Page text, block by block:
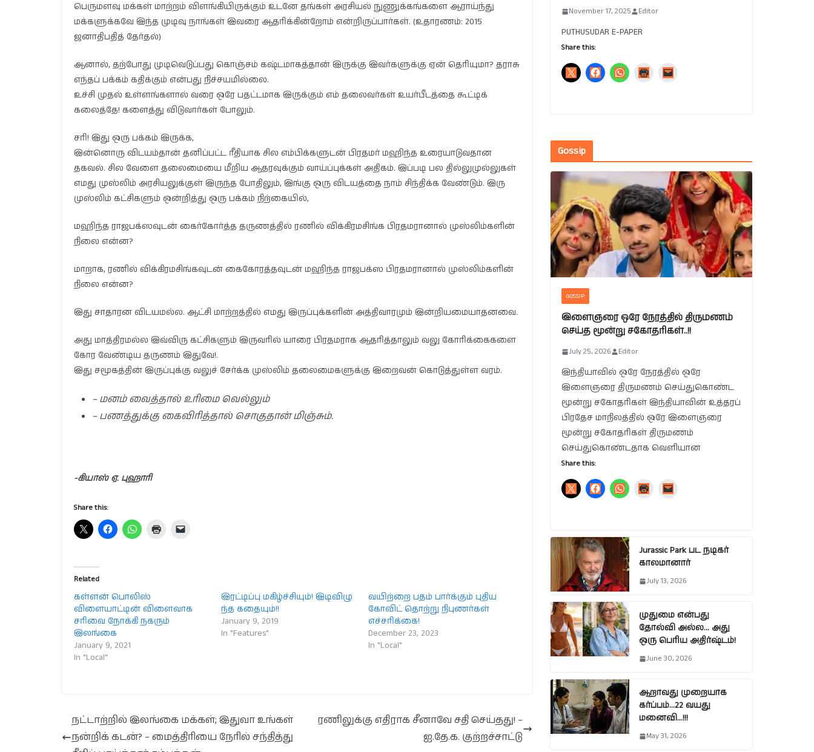
பெருமளவு மக்கள் மாற்றம் விளங்கியிருக்கும் உடனே தங்கள் அரசியல் நுணுக்கங்களை ஆராய்ந்து
மக்களுக்கவே இந்த முடிவு நாங்கள் இவரை ஆதரிக்கின்றோம் என்றிருப்பார்கள். (உதாரணம்: 2015
ஜனாதிபதித் தேர்தல்)
ஆனால், தற்போது முடிவெடுப்பது கொஞ்சம் கஷ்டமாகத்தான் இருக்கு இவர்களுக்கு ஏன் தெரியுமா? தராசு
எந்தப் பக்கம் கதிக்கும் என்பது நிச்சயமில்லை.
உச்சி முதல் உள்ளங்களால் வரை ஒரே பதட்டமாக இருக்கும் எம் தலைவர்கள் உயர்பீடத்தை கூட்டிக்
கலைத்தே! களைத்து விடுவார்கள் போலும்.
சரி! இது ஒரு பக்கம் இருக்க,
இன்னொரு விடயம்தான் தனிப்பட்ட ரீதியாக சில எம்பிக்களுடன் பிரதமர் மஹிந்த உரையாடுவதான
தகவல். சில வேளை தலைமையை மீறிய ஆதரவுக்கும் வாய்ப்புக்கள் அதிகம். இப்படி பல தில்லுமுல்லுகள்
எமது முஸ்லிம் அரசியலுக்குள் இருந்த போதிலும், இங்கு ஒரு விடயத்தை நாம் சிந்திக்க வேண்டும். இரு
முஸ்லிம் கட்சிகளும் ஒன்றித்து ஒரு பக்கம் நிற்கையில்,
மஹிந்த ராஜபக்ஸவுடன் கைர்கோர்த்த தருணத்தில் ரணில் விக்கிரமசிங்க பிரதமரானால் முஸ்லிம்களின்
நிலை என்ன?
மாறாக, ரணில் விக்கிரமசிங்கவுடன் கைகோரத்தவுடன் மஹிந்த ராஜபக்ஸ பிரதமரானால் முஸ்லிம்களின்
நிலை என்ன?
இது சாதாரன விடயமல்ல. ஆட்சி மாற்றத்தில் எமது இருப்புக்களின் அத்திவாரமும் இன்றியமையாதனவை.
அது மாத்திரமல்ல இவ்விரு கட்சிகளும் இருவரில் யாரை பிரதமராக ஆதரித்தாலும் வலு கோரிக்கைகளை
கோர வேண்டிய தருணம் இதுவே!.
இது சமூகத்தின் இருப்புக்கு வலுச் சேர்க்க முஸ்லிம் தலைமைகளுக்கு இறைவன் கொடுத்துள்ள வரம்.
– மனம் வைத்தால் உரிமை வெல்லும்
– பணத்துக்கு கைவிரித்தால் சொகுதான் மிஞ்சும்.
-கியாஸ் ஏ. புஹாரி
Share this:
Related
கள்ளன் பொலிஸ்
விளையாட்டின் விளைவாக
சரிவை நோக்கி நகரும்
இலங்கை
January 9, 2021
In "Local"
இரட்டிப்பு மகிழ்ச்சியும்! இடிவிழு
ந்த கதையும்!!
January 9, 2019
In "Features"
வயிற்றை பதம் பார்க்கும் புதிய
கோவிட் தொற்று நிபுணர்கள்
எச்சரிக்கை!
December 23, 2023
In "Local"
நட்டாற்றில் இலங்கை மக்கள்; இதுவா உங்கள்
நன்றிக் கடன்? – மைத்திரியை நேரில் சந்தித்து
ரணிலுக்கு எதிராக சீனாவே சதி செய்தது! –
ஐ.தே.க. குற்றச்சாட்டு
November 17, 2025 Editor
PUTHUSUDAR E-PAPER
Share this:
Gossip
GOSSIP
இளைஞரை ஒரே நேரத்தில் திருமணம்
செய்த மூன்று சகோதரிகள்..!!
July 25, 2026 Editor
இந்தியாவில் ஒரே நேரத்தில் ஒரே
இளைஞரை திருமணம் செய்துகொண்ட
மூன்று சகோதரிகள் இந்தியாவின் உத்தரப்
பிரதேச மாநிலத்தில் ஒரே இளைஞரை
மூன்று சகோதரிகள் திருமணம்
செய்துகொண்டதாக வெளியான
Share this:
Jurassic Park பட நடிகர்
காலமானார்
July 13, 2026
முதுமை என்பது
தோல்வி அல்ல… அது
ஒரு பெரிய அதிர்ஷ்டம்!
June 30, 2026
ஆறாவது முறையாக
கர்ப்பம்…22 வயது
மனைவி…!!!
May 31, 2026